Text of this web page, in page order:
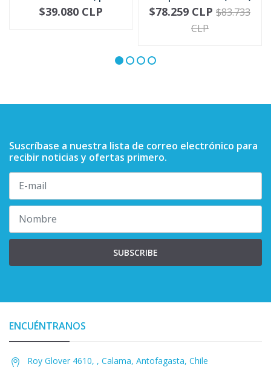
mic...
+
$39.080 CLP
RMN5052
+
-
$78.259 CLP $83.733
CLP
Suscríbase a nuestra lista de correo electrónico para
recibir noticias y ofertas primero.
SUBSCRIBE
ENCUÉNTRANOS
Roy Glover 4610, , Calama, Antofagasta, Chile